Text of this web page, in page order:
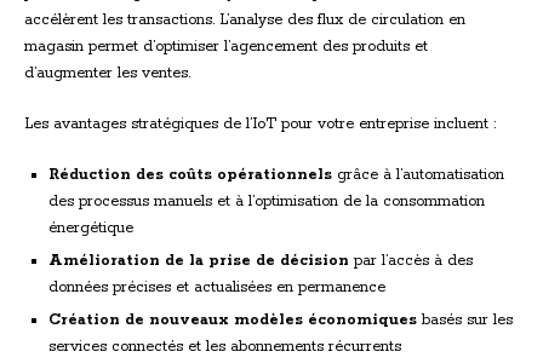
accélèrent les transactions. L’analyse des flux de circulation en
magasin permet d’optimiser l’agencement des produits et
d’augmenter les ventes.
Les avantages stratégiques de l’IoT pour votre entreprise incluent :
Réduction des coûts opérationnels grâce à l’automatisation
des processus manuels et à l’optimisation de la consommation
énergétique
Amélioration de la prise de décision par l’accès à des
données précises et actualisées en permanence
Création de nouveaux modèles économiques basés sur les
services connectés et les abonnements récurrents